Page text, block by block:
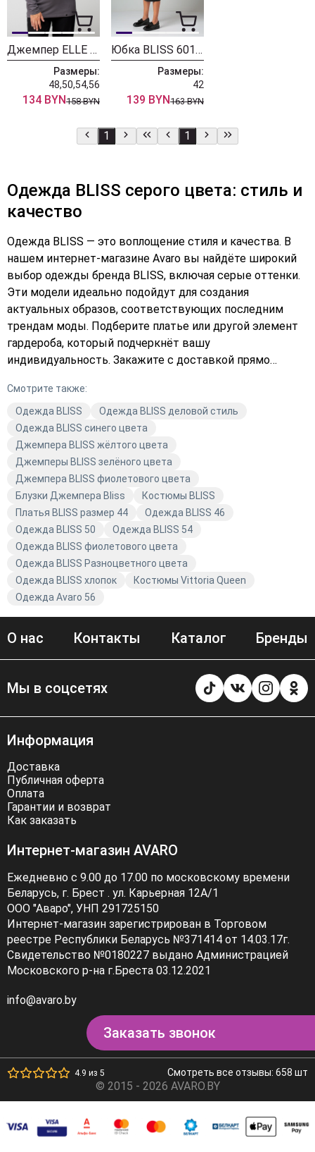
Джемпер ELLE BLISS 8044 графит
Размеры:
48,50,54,56
134 BYN158 BYN
Юбка BLISS 6010 графит
Размеры:
42
139 BYN163 BYN
1 1
Одежда BLISS серого цвета: стиль и
качество
Одежда BLISS — это воплощение стиля и качества. В
нашем интернет-магазине Avaro вы найдёте широкий
выбор одежды бренда BLISS, включая серые оттенки.
Эти модели идеально подойдут для создания
актуальных образов, соответствующих последним
трендам моды. Подберите платье или другой элемент
гардероба, который подчеркнёт вашу
индивидуальность. Закажите с доставкой прямо
Выберите в каталоге BLISS и оформите заказ уже
сегодня!
Смотрите также:
Одежда BLISS
Одежда BLISS деловой стиль
Одежда BLISS синего цвета
Джемпера BLISS жёлтого цвета
Джемперы BLISS зелёного цвета
Джемпера BLISS фиолетового цвета
Блузки Джемпера Bliss
Костюмы BLISS
Платья BLISS размер 44
Одежда BLISS 46
Одежда BLISS 50
Одежда BLISS 54
Одежда BLISS фиолетового цвета
Одежда BLISS Разноцветного цвета
Одежда BLISS хлопок
Костюмы Vittoria Queen
Одежда Avaro 56
О нас Контакты Каталог Бренды
Мы в соцсетях
Информация
Доставка
Публичная оферта
Оплата
Гарантии и возврат
Как заказать
Интернет-магазин AVARO
Ежедневно с 9.00 до 17.00 по московскому времени
Беларусь, г. Брест . ул. Карьерная 12А/1
ООО "Аваро", УНП 291725150
Интернет-магазин зарегистрирован в Торговом
реестре Республики Беларусь №371414 от 14.03.17г.
Свидетельство №0180227 выдано Администрацией
Московского р-на г.Бреста 03.12.2021
info@avaro.by
Заказать звонок
4.9 из 5 Смотреть все отзывы: 658 шт
© 2015 - 2026 AVARO.BY